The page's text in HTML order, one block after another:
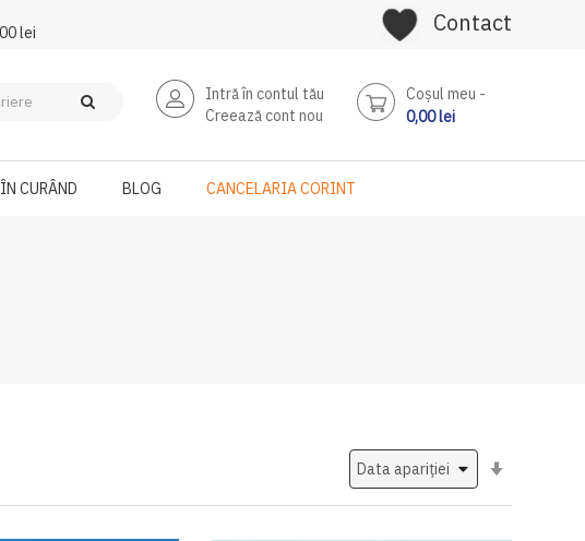
lei
Contact
Intră în contul tău
Creează cont nou
Coşul meu
0,00 lei
ÎN CURÂND BLOG CANCELARIA CORINT